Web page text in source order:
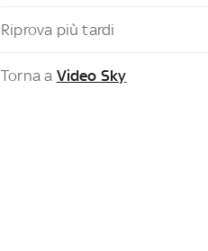
Riprova più tardi
Torna a Video Sky